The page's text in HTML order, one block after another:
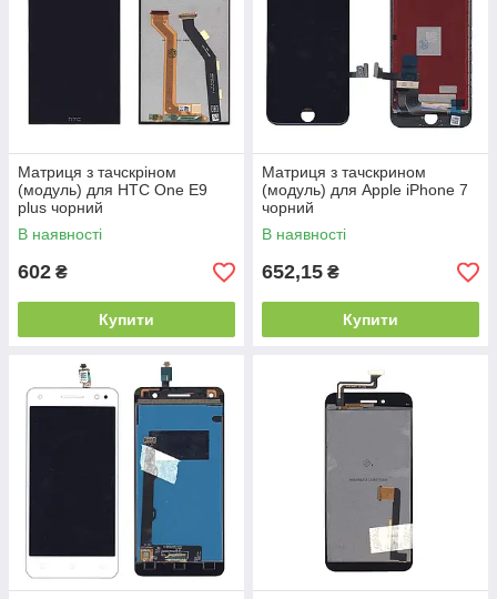
Матриця з тачскріном
(модуль) для HTC One E9
plus чорний
В наявності
602 ₴
Купити
Матриця з тачскрином
(модуль) для Apple iPhone 7
чорний
В наявності
652,15 ₴
Купити